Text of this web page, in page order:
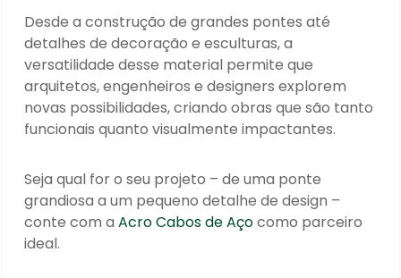
Desde a construção de grandes pontes até
detalhes de decoração e esculturas, a
versatilidade desse material permite que
arquitetos, engenheiros e designers explorem
novas possibilidades, criando obras que são tanto
funcionais quanto visualmente impactantes.
Seja qual for o seu projeto – de uma ponte
grandiosa a um pequeno detalhe de design –
conte com aAcro Cabos de Açocomo parceiro
ideal.